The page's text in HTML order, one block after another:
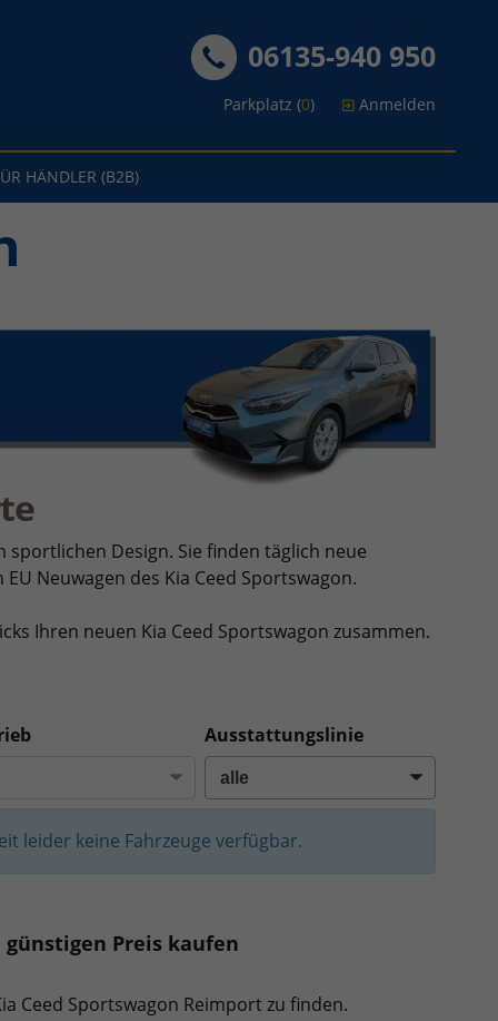
06135-940 950
Parkplatz (0) Anmelden
HÄNDLER (B2B)
sportlichen Design. Sie finden täglich neue
Neuwagen des Kia Ceed Sportswagon.
Ihren neuen Kia Ceed Sportswagon zusammen.
Ausstattungslinie
leider keine Fahrzeuge verfügbar.
günstigen Preis kaufen
Ceed Sportswagon Reimport zu finden.